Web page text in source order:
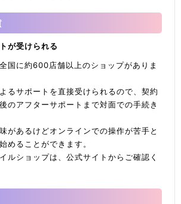
が受けられる
国に約600店舗以上のショップがありま
るサポートを直接受けられるので、契約
のアフターサポートまで対面での手続き
があるけどオンラインでの操作が苦手と
めることができます。
ルショップは、公式サイトからご確認く